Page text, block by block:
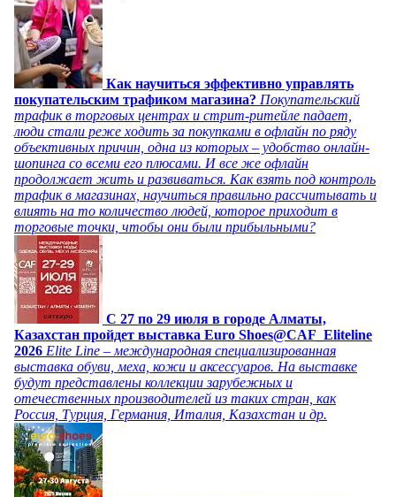
Как научиться эффективно управлять
покупательским трафиком магазина? Покупательский
трафик в торговых центрах и стрит-ритейле падает,
люди стали реже ходить за покупками в офлайн по ряду
объективных причин, одна из которых – удобство онлайн-
шопинга со всеми его плюсами. И все же офлайн
продолжает жить и развиваться. Как взять под контроль
трафик в магазинах, научиться правильно рассчитывать и
влиять на то количество людей, которое приходит в
торговые точки, чтобы они были прибыльными?
C 27 по 29 июля в городе Алматы,
Казахстан пройдет выставка Euro Shoes@CAF_Eliteline
2026 Elite Line – международная специализированная
выставка обуви, меха, кожи и аксессуаров. На выставке
будут представлены коллекции зарубежных и
отечественных производителей из таких стран, как
Россия, Турция, Германия, Италия, Казахстан и др.